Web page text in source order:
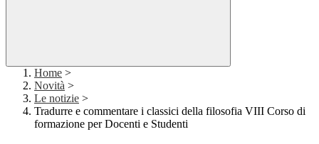
Home >
Novità >
Le notizie >
Tradurre e commentare i classici della filosofia VIII Corso di
formazione per Docenti e Studenti